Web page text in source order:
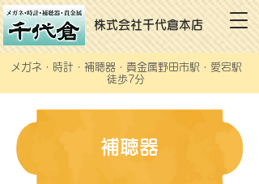
株式会社千代倉本店
メガネ・時計・補聴器・貴金属野田市駅・愛宕駅
徒歩7分
補聴器